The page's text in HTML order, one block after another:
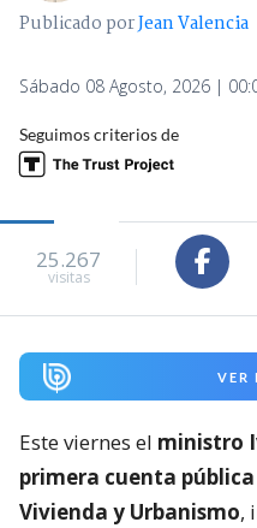
Publicado porJean Valencia
Sábado 08 Agosto, 2026 |
Seguimos criterios de
25.267
visitas
VER
Este viernes el ministro
primera cuenta
Vivienda y Urbanismo,